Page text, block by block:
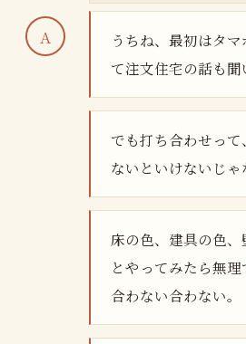
うちね、最初はタ
て注文住宅の話も聞
でも打ち合わせっ
ないといけないじゃ
床の色、建具の色
とやってみたら無
合わない合わない。